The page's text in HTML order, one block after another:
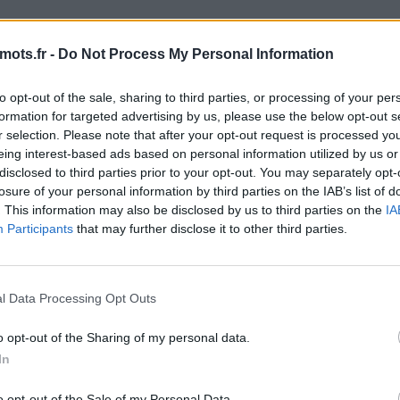
- Do Not Process My Personal Information
opt-out of the sale, sharing to third parties, or processing of your
for targeted advertising by us, please use the below opt-out
selection. Please note that after your opt-out request is processed
interest-based ads based on personal information utilized by us
to third parties prior to your opt-out. You may separately
of your personal information by third parties on the IAB’s list of
This information may also be disclosed by us to third parties on the
Participants that may further disclose it to other third parties.
Data Processing Opt Outs
opt-out of the Sharing of my personal data.
quotidiens de Maître des Mots. Les développeurs du
jour ! Cela signifie plus de plaisir pour nous tous,
ici, il y a de fortes chances que vous recherchiez Maître
a créé cette page et la mettra à jour tous les jours
d'ajouter cette page à vos signets afin que
lettres. Entrez toutes les